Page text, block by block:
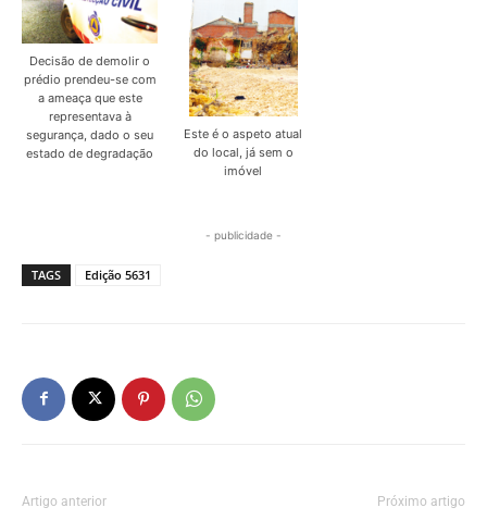
Decisão de demolir o
prédio prendeu-se com
a ameaça que este
representava à
segurança, dado o seu
estado de degradação
Este é o aspeto atual
do local, já sem o
imóvel
- publicidade -
TAGS Edição 5631
Artigo anterior Próximo artigo